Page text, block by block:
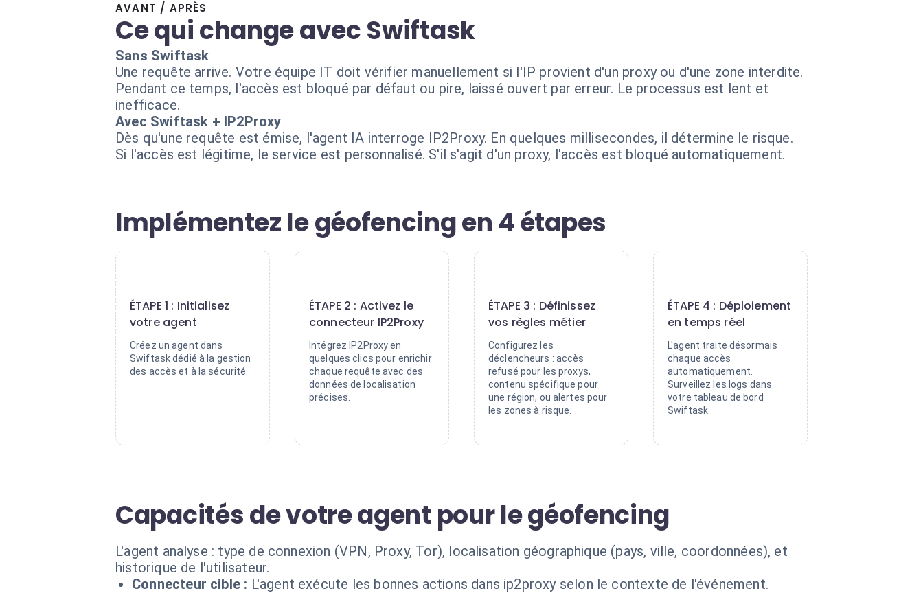
AVANT / APRÈS
Ce qui change avec Swiftask
Sans Swiftask
Une requête arrive. Votre équipe IT doit vérifier manuellement si l'IP provient d'un proxy ou d'une zone interdite.
Pendant ce temps, l'accès est bloqué par défaut ou pire, laissé ouvert par erreur. Le processus est lent et
inefficace.
Avec Swiftask + IP2Proxy
Dès qu'une requête est émise, l'agent IA interroge IP2Proxy. En quelques millisecondes, il détermine le risque.
Si l'accès est légitime, le service est personnalisé. S'il s'agit d'un proxy, l'accès est bloqué automatiquement.
Implémentez le géofencing en 4 étapes
ÉTAPE 1 : Initialisez
votre agent
Créez un agent dans
Swiftask dédié à la gestion
des accès et à la sécurité.
ÉTAPE 2 : Activez le
connecteur IP2Proxy
Intégrez IP2Proxy en
quelques clics pour enrichir
chaque requête avec des
données de localisation
précises.
ÉTAPE 3 : Définissez
vos règles métier
Configurez les
déclencheurs : accès
refusé pour les proxys,
contenu spécifique pour
une région, ou alertes pour
les zones à risque.
ÉTAPE 4 : Déploiement
en temps réel
L'agent traite désormais
chaque accès
automatiquement.
Surveillez les logs dans
votre tableau de bord
Swiftask.
Capacités de votre agent pour le géofencing
L'agent analyse : type de connexion (VPN, Proxy, Tor), localisation géographique (pays, ville, coordonnées), et
historique de l'utilisateur.
Connecteur cible : L'agent exécute les bonnes actions dans ip2proxy selon le contexte de l'événement.